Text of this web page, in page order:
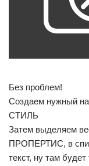
Без проблем!
Создаем нужный
СТИЛЬ
Затем выделяем
ПРОПЕРТИС, в
текст, ну там